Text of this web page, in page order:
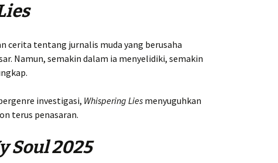
cerita tentang jurnalis muda yang berusaha
Namun, semakin dalam ia menyelidiki, semakin
investigasi, Whispering Lies menyuguhkan
terus penasaran.
Soul 2025